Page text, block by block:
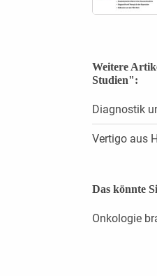
Weitere
Studien":
Diagnostik
Vertigo aus
Das könnte
Onkologie